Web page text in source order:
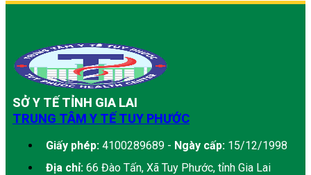
SỞ Y TẾ TỈNH GIA LAI
TRUNG TÂM Y TẾ TUY PHƯỚC
Giấy phép: 4100289689 - Ngày cấp: 15/12/1998
Địa chỉ: 66 Đào Tấn, Xã Tuy Phước, tỉnh Gia Lai